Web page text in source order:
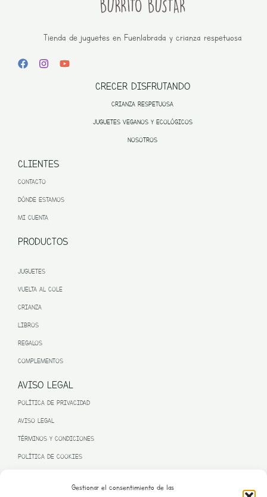
Gestionar el consentimiento de las
Tienda de juguetes en Fuenlabrada y crianza respetuosa
CRECER DISFRUTANDO
CRIANZA RESPETUOSA
JUGUETES VEGANOS Y ECOLÓGICOS
NOSOTROS
CLIENTES
CONTACTO
DÓNDE ESTAMOS
MI CUENTA
PRODUCTOS
JUGUETES
VUELTA AL COLE
CRIANZA
LIBROS
REGALOS
COMPLEMENTOS
AVISO LEGAL
POLÍTICA DE PRIVACIDAD
AVISO LEGAL
TÉRMINOS Y CONDICIONES
POLÍTICA DE COOKIES